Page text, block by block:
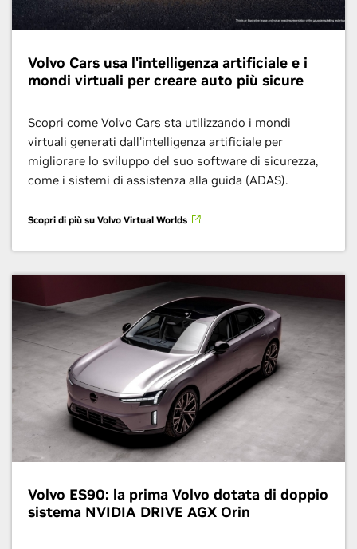
Volvo Cars usa l'intelligenza artificiale e i
mondi virtuali per creare auto più sicure
Scopri come Volvo Cars sta utilizzando i mondi
virtuali generati dall'intelligenza artificiale per
migliorare lo sviluppo del suo software di sicurezza,
come i sistemi di assistenza alla guida (ADAS).
Scopri di più su Volvo Virtual Worlds
Volvo ES90: la prima Volvo dotata di doppio
sistema NVIDIA DRIVE AGX Orin